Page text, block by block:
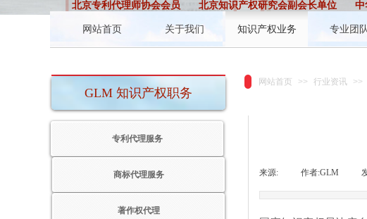
北京专利代理师协会会员 北京知识产权研究会副会长单位 中
网站首页 关于我们 知识产权业务 专业团队
GLM 知识产权职务
网站首页 >> 行业资讯 >>
专利代理服务
著作权代理
商标代理服务 来源: 作者:GLM